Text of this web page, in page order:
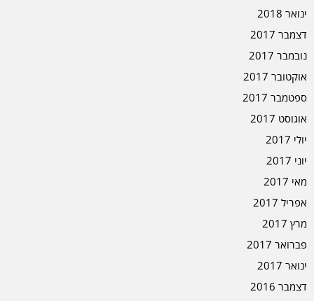
ינואר 2018
דצמבר 2017
נובמבר 2017
אוקטובר 2017
ספטמבר 2017
אוגוסט 2017
יולי 2017
יוני 2017
מאי 2017
אפריל 2017
מרץ 2017
פברואר 2017
ינואר 2017
דצמבר 2016